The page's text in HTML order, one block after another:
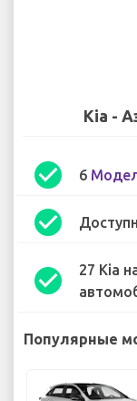
Kia -
check_circle 6
check_circle
check_circle
27 Kia
Популярные